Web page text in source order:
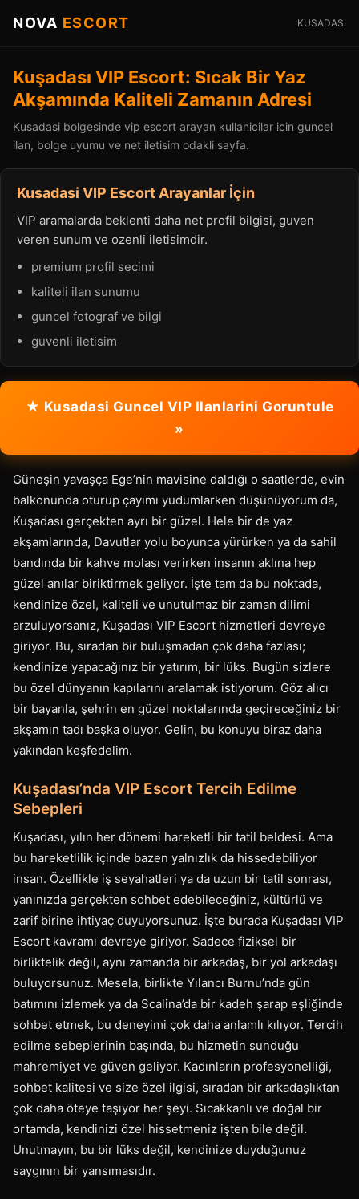
NOVA ESCORT KUSADASI
Kuşadası VIP Escort: Sıcak Bir Yaz
Akşamında Kaliteli Zamanın Adresi
Kusadasi bolgesinde vip escort arayan kullanicilar icin guncel
ilan, bolge uyumu ve net iletisim odakli sayfa.
Kusadasi VIP Escort Arayanlar İçin
VIP aramalarda beklenti daha net profil bilgisi, guven
veren sunum ve ozenli iletisimdir.
premium profil secimi
kaliteli ilan sunumu
guncel fotograf ve bilgi
guvenli iletisim
★ Kusadasi Guncel VIP Ilanlarini Goruntule
»
Güneşin yavaşça Ege’nin mavisine daldığı o saatlerde, evin
balkonunda oturup çayımı yudumlarken düşünüyorum da,
Kuşadası gerçekten ayrı bir güzel. Hele bir de yaz
akşamlarında, Davutlar yolu boyunca yürürken ya da sahil
bandında bir kahve molası verirken insanın aklına hep
güzel anılar biriktirmek geliyor. İşte tam da bu noktada,
kendinize özel, kaliteli ve unutulmaz bir zaman dilimi
arzuluyorsanız, Kuşadası VIP Escort hizmetleri devreye
giriyor. Bu, sıradan bir buluşmadan çok daha fazlası;
kendinize yapacağınız bir yatırım, bir lüks. Bugün sizlere
bu özel dünyanın kapılarını aralamak istiyorum. Göz alıcı
bir bayanla, şehrin en güzel noktalarında geçireceğiniz bir
akşamın tadı başka oluyor. Gelin, bu konuyu biraz daha
yakından keşfedelim.
Kuşadası’nda VIP Escort Tercih Edilme
Sebepleri
Kuşadası, yılın her dönemi hareketli bir tatil beldesi. Ama
bu hareketlilik içinde bazen yalnızlık da hissedebiliyor
insan. Özellikle iş seyahatleri ya da uzun bir tatil sonrası,
yanınızda gerçekten sohbet edebileceğiniz, kültürlü ve
zarif birine ihtiyaç duyuyorsunuz. İşte burada Kuşadası VIP
Escort kavramı devreye giriyor. Sadece fiziksel bir
birliktelik değil, aynı zamanda bir arkadaş, bir yol arkadaşı
buluyorsunuz. Mesela, birlikte Yılancı Burnu’nda gün
batımını izlemek ya da Scalina’da bir kadeh şarap eşliğinde
sohbet etmek, bu deneyimi çok daha anlamlı kılıyor. Tercih
edilme sebeplerinin başında, bu hizmetin sunduğu
mahremiyet ve güven geliyor. Kadınların profesyonelliği,
sohbet kalitesi ve size özel ilgisi, sıradan bir arkadaşlıktan
çok daha öteye taşıyor her şeyi. Sıcakkanlı ve doğal bir
ortamda, kendinizi özel hissetmeniz işten bile değil.
Unutmayın, bu bir lüks değil, kendinize duyduğunuz
saygının bir yansımasıdır.